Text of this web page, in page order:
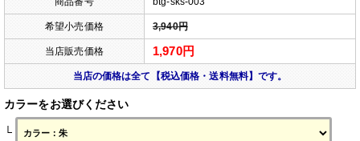
希望小売価格 3,940円
当店販売価格 1,970円
当店の価格は全て【税込価格・送料無料】です。
カラーをお選びください
└